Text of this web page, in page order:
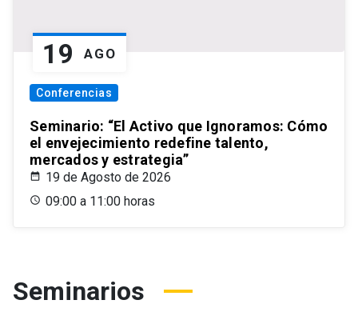
19 AGO
Conferencias
Seminario: “El Activo que Ignoramos: Cómo
el envejecimiento redefine talento,
mercados y estrategia”
19 de Agosto de 2026
09:00 a 11:00 horas
Seminarios